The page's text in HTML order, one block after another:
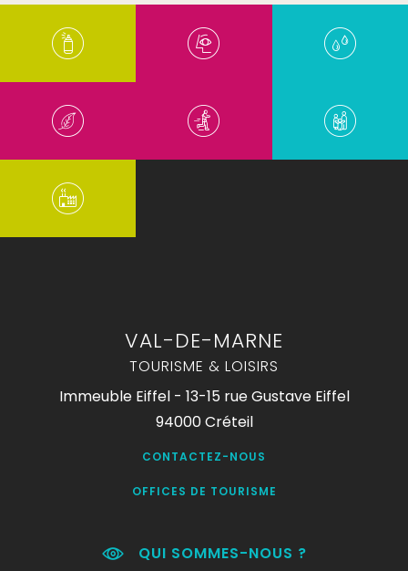
VAL-DE-MARNE
TOURISME & LOISIRS
Immeuble Eiffel - 13-15 rue Gustave Eiffel
94000 Créteil
CONTACTEZ-NOUS
OFFICES DE TOURISME
QUI SOMMES-NOUS ?